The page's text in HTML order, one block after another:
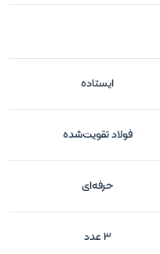
ایستاده
فولاد تقویت‌شده
حرفه‌ای
3 عدد